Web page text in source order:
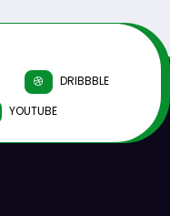
DRIBBBLE
YOUTUBE